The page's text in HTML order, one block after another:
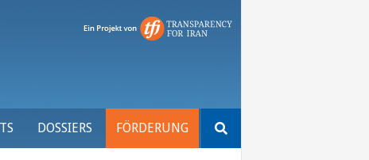
DOSSIERS FÖRDERUNG
nach: